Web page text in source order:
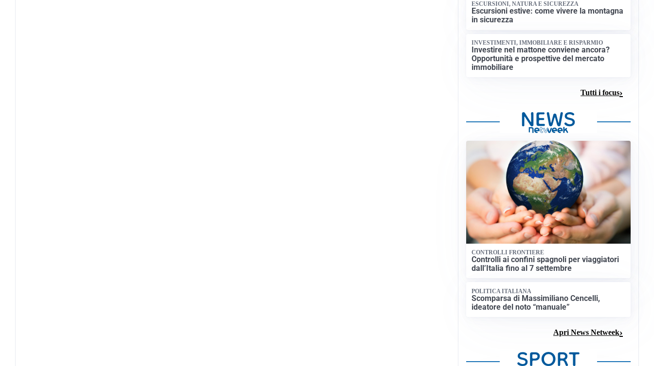
ESCURSIONI, NATURA E SICUREZZA
Escursioni estive: come vivere la montagna
in sicurezza
INVESTIMENTI, IMMOBILIARE E RISPARMIO
Investire nel mattone conviene ancora?
Opportunità e prospettive del mercato
immobiliare
Tutti i focus
CONTROLLI FRONTIERE
Controlli ai confini spagnoli per viaggiatori
dall’Italia fino al 7 settembre
POLITICA ITALIANA
Scomparsa di Massimiliano Cencelli,
ideatore del noto “manuale”
Apri News Netweek